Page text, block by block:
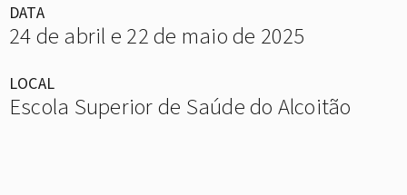
DATA
24 de abril e 22 de maio de 2025
LOCAL
Escola Superior de Saúde do Alcoitão